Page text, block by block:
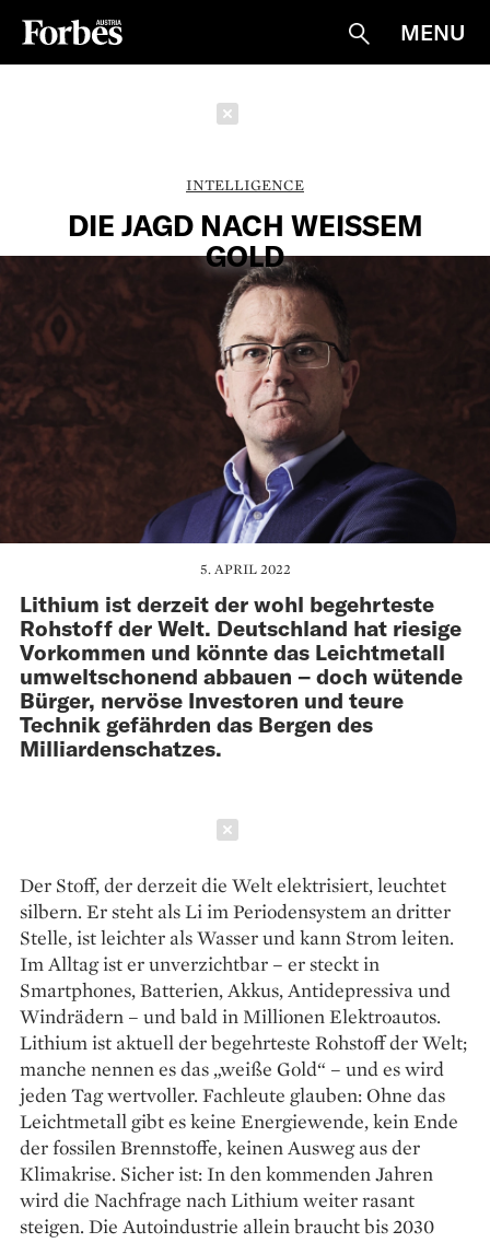
Suche
MENU
INTELLIGENCE
DIE JAGD NACH WEISSEM G
OLD
5. APRIL 2022
Lithium ist derzeit der wohl begehrteste
Rohstoff der Welt. Deutschland hat riesige
Vorkommen und könnte das Leichtmetall
umweltschonend abbauen – doch wütende
Bürger, nervöse Investoren und teure
Technik gefährden das Bergen des
Milliardenschatzes.
Der Stoff, der derzeit die Welt elektrisiert, leuch­tet
silbern. Er steht als Li im Periodensystem an dritter
Stelle, ist leichter als Wasser und kann Strom leiten.
Im Alltag ist er unverzichtbar – er steckt in
Smartphones, Batterien, Akkus, Anti­depressiva und
Windrädern – und bald in Mil­lionen Elektroautos.
Lithium ist aktuell der be­gehrteste Rohstoff der Welt;
manche nennen es das „weiße Gold“ – und es wird
jeden Tag wert­voller. Fachleute glauben: Ohne das
Leichtmetall gibt es keine Energiewende, kein Ende
der fossilen Brennstoffe, keinen Ausweg aus der
Klimakrise. ­Sicher ist: In den kommenden Jahren
wird die Nachfrage nach Lithium weiter rasant
steigen. Die Autoindustrie allein braucht bis 2030